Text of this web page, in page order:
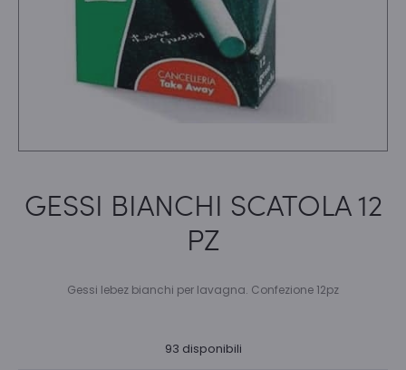
GESSI BIANCHI SCATOLA 12
PZ
Gessi lebez bianchi per lavagna. Confezione 12pz
93 disponibili